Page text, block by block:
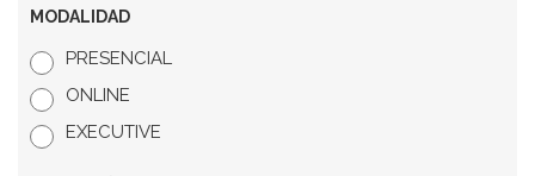
MODALIDAD
PRESENCIAL
ONLINE
EXECUTIVE